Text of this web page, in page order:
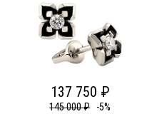
137 750 ₽
145 000 ₽ -5%